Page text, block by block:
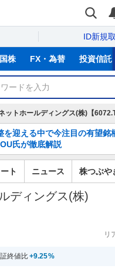
ID新規
株 FX・為替 投資信託
ットホールディングス(株)【6072.T
を迎える中で今注目の有望銘
氏が徹底解説
ト ニュース 株つぶや
ディングス(株)
リ
終値比+9.25%